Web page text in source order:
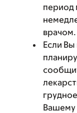
период
врачом.
Если
Вашему